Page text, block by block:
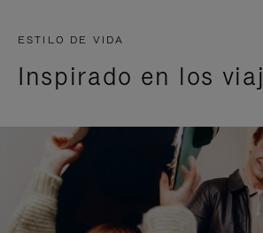
ESTILO DE VIDA
Inspirado en los